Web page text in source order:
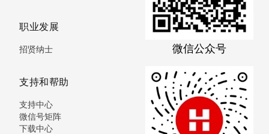
职业发展
招贤纳士
支持和帮助
支持中心
微信号矩阵
下载中心
微信公众号